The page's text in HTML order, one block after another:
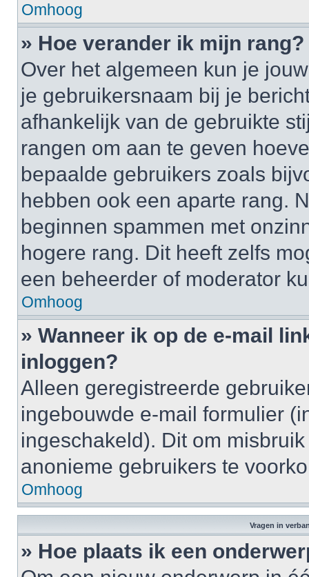
Omhoog
» Hoe verander ik mijn rang?
Over het algemeen kun je
je gebruikersnaam bij je
afhankelijk van de gebruikte
rangen om aan te geven
bepaalde gebruikers zoals
hebben ook een aparte rang.
beginnen spammen met
hogere rang. Dit heeft zelfs
een beheerder of moderator
Omhoog
» Wanneer ik op de e-mail
inloggen?
Alleen geregistreerde
ingebouwde e-mail formulier
ingeschakeld). Dit om
anonieme gebruikers te
Omhoog
Vragen in
» Hoe plaats ik een